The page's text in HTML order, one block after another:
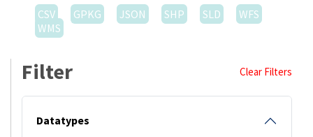
CSV
GPKG JSON SHP SLD
WFS
WMS
Filter Clear Filters
Datatypes